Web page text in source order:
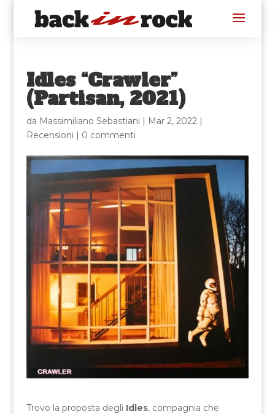
Idles “Crawler”
(Partisan, 2021)
da Massimiliano Sebastiani | Mar 2, 2022|
Recensioni | 0 commenti
Trovo la proposta degli Idles, compagnia che